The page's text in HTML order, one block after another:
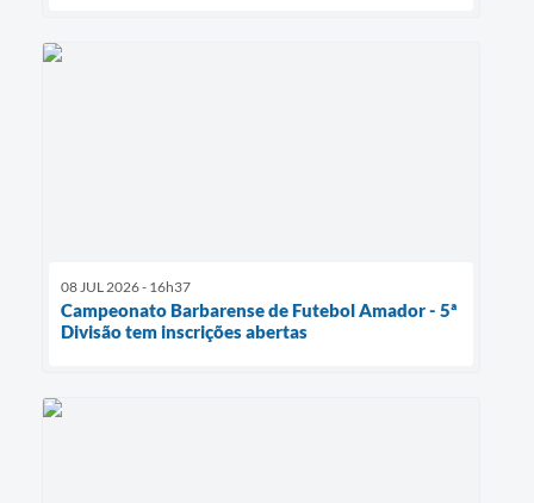
08 JUL 2026 - 16h37
Campeonato Barbarense de Futebol Amador - 5ª
Divisão tem inscrições abertas